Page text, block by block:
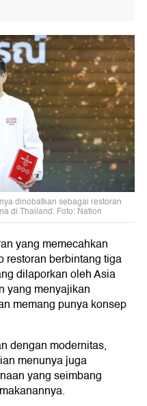
dinobatkan sebagai restoran
di Thailand. Foto: Nation
yang memecahkan
restoran berbintang tiga
dilaporkan oleh Asia
yang menyajikan
memang punya konsep
dengan modernitas,
menunya juga
yang seimbang